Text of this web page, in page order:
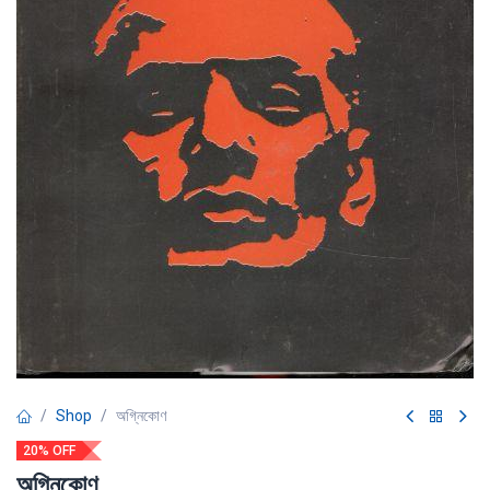
Shop অগ্নিকােণ
20% OFF